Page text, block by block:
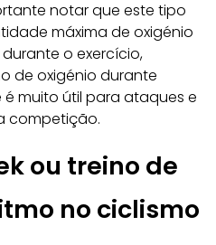
notar que este tipo
máxima de oxigénio
o exercício,
de oxigénio durante
muito útil para ataques e
competição.
ou treino de
no ciclismo